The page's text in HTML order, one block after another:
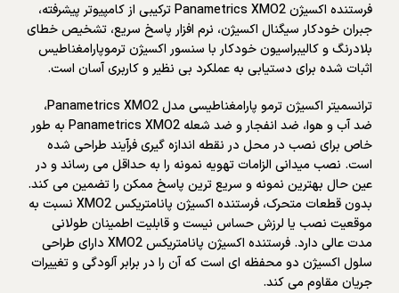
فرستنده اکسیژن Panametrics XMO2 ترکیبی از کامپیوتر پیشرفته،
جبران خودکار سیگنال اکسیژن، نرم افزار پاسخ سریع، تشخیص خطای
بلادرنگ و کالیبراسیون خودکار با سنسور اکسیژن ترموپارامغناطیس
اثبات شده برای دستیابی به عملکرد بی نظیر و کاربری آسان است.
ترانسمیتر اکسیژن ترمو پارامغناطیسی مدل Panametrics XMO2،
ضد آب و هوا، ضد انفجار و ضد شعله Panametrics XMO2 به طور
خاص برای نصب در محل در نقطه اندازه گیری فرآیند طراحی شده
است. نصب میدانی الزامات تهویه نمونه را به حداقل می رساند و در
عین حال بهترین نمونه و سریع ترین پاسخ ممکن را تضمین می کند.
بدون قطعات متحرک، فرستنده اکسیژن پانامتریکس XMO2 نسبت به
موقعیت نصب یا لرزش حساس نیست و قابلیت اطمینان طولانی
مدت عالی دارد. فرستنده اکسیژن پانامتریکس XMO2 دارای طراحی
سلول اکسیژن دو محفظه ای است که آن را در برابر آلودگی و تغییرات
جریان مقاوم می کند.